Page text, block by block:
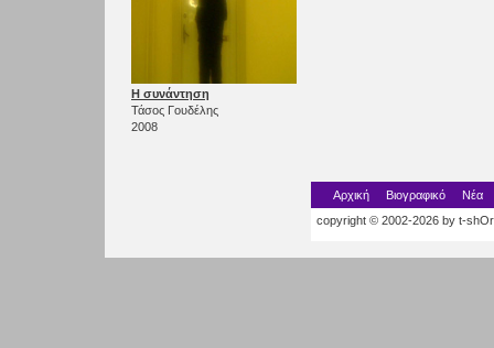
Η συνάντηση
Τάσος Γουδέλης
2008
Αρχική Βιογραφικό
Νέα
copyright © 2002-2026 by t-